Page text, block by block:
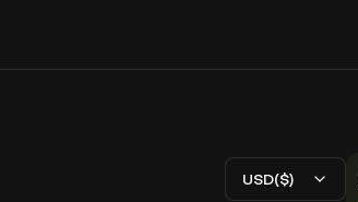
USD($)